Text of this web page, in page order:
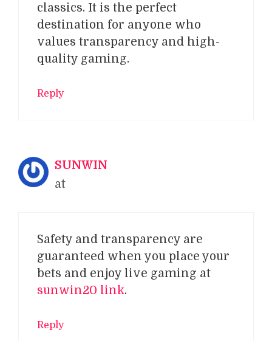
classics. It is the perfect
destination for anyone who
values transparency and high-
quality gaming.
Reply
SUNWIN
at
Safety and transparency are
guaranteed when you place your
bets and enjoy live gaming at
sunwin20 link.
Reply